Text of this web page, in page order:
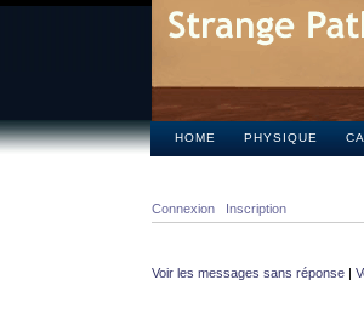
HOME PHYSIQUE
Connexion Inscription
Voir les messages sans réponse |